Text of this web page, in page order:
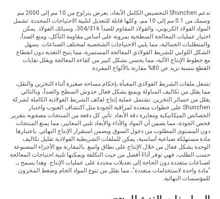
تدعم Shunchen التخصيص الكامل الأبعاد، بعرض يتراوح من 10 مم إلى 2000 مم
وسمك من 0.1 مم إلى 10 مم، وكلها قابلة للتعديل لتلبية الاحتياجات المحددة. تشمل
المواد الفولاذ الكربوني، والفولاذ المقاوم للصدأ 304/316، وسبائك الفولاذ. يمكن
اختيار عمليات المعالجة السطحية بمرونة على أساس مقاومة التآكل، ومنع الصدأ،
والمتطلبات الجمالية، مما يلبي الاحتياجات الشخصية لمختلف الصناعات. يسهل
الشكل اللولبي للشريط الفولاذي المعالجة المستمرة، مما يتيح التغذية دون انقطاع
مع خطوط الإنتاج الآلية، مما يحسن بشكل كبير من كفاءة المعالجة ويقلل نفايات
القطع بنسبة تزيد عن 80% مقارنة بالألواح المفردة.
تشغل ملفات الشريط الفولاذي المعبأة بإحكام مساحة صغيرة أثناء التخزين والنقل،
مما يقلل من تكاليف المناولة ويمنع بشكل فعال خدوش السطح والصدأ، وبالتالي
يقلل من خسائر التخزين. تشتمل عملية إنتاج لفائف الشريط الفولاذية الكاملة لشركة
Shunchen على خطوات متعددة لمراقبة الجودة مثل اكتشاف العيوب واختبار
الخصائص الميكانيكية ومعايرة دقة الأبعاد. تأتي كل دفعة من المنتجات مصحوبة بتقرير
فحص الجودة، مما يضمن أن المواد والأداء والأبعاد تلبي المعايير، مما يمنع المنتجات
دون المستوى المطلوب من دخول السوق ويضمن استقرار الإنتاج النهائي. باعتبارها
مادة مستهلكة صناعية أساسية، يمكن للملفات الشريطية الفولاذية تقليل تكاليف
الوحدة بشكل فعال من خلال الإنتاج على نطاق واسع. بالمقارنة مع الأجزاء المصنوعة
حسب الطلب، فهي توفر أداءً أفضل من حيث التكلفة ويمكنها تلبية احتياجات المعالجة
لصناعات متعددة دون الحاجة إلى تعديلات محددة على عمليات الإنتاج. وهذا يسمح بـ
"مادة واحدة لاستخدامات متعددة"، مما يقلل من تنوع المواد الخام وضغط المخزون
للمؤسسات النهائية.